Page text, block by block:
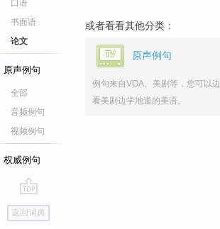
口语
书面语
论文
原声例句
全部
音频例句
视频例句
权威例句
go
top
返回词典
或者看看其他分类：
原声例句
例句来自VOA、美剧等，您可以边
看美剧边学地道的美语。